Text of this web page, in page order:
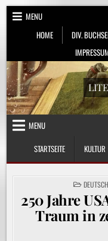
Skip
MENU
HOME
DIV.
MENU
STARTSEITE
KULTUR
POSTED
IN
250 Jahre
Traum in